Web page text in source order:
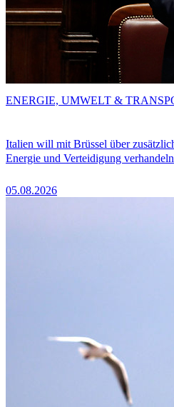
Italien will mit Brüssel über
Energie und Verteidigung verhandeln
05.08.2026
ENERGIE, UMWELT &